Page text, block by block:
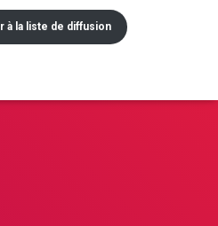
à la liste de diffusion